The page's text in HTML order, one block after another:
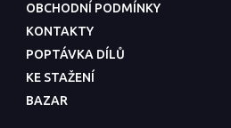
OBCHODNÍ PODMÍNKY
KONTAKTY
POPTÁVKA DÍLŮ
KE STAŽENÍ
BAZAR